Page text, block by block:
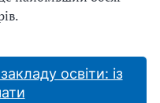
освіти: із